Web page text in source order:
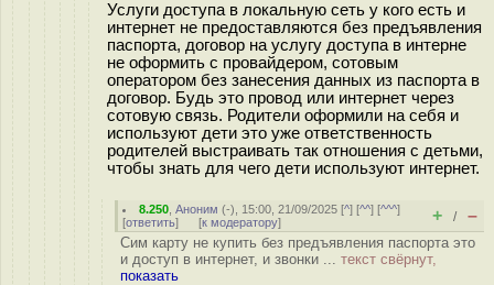
Услуги доступа в локальную сеть у кого есть и
интернет не предоставляются без предъявления
паспорта, договор на услугу доступа в интерне
не оформить с провайдером, сотовым
оператором без занесения данных из паспорта в
договор. Будь это провод или интернет через
сотовую связь. Родители оформили на себя и
используют дети это уже ответственность
родителей выстраивать так отношения с детьми,
чтобы знать для чего дети используют интернет.
8.250 ,Аноним (-), 15:00, 21/09/2025 [^] [^^] [^^^]
[ответить] [к модератору] + / –
Сим карту не купить без предъявления паспорта это
и доступ в интернет, и звонки ... текст свёрнут,
показать